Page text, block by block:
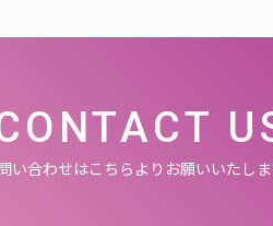
い合わせはこちらよりお願いいたしま